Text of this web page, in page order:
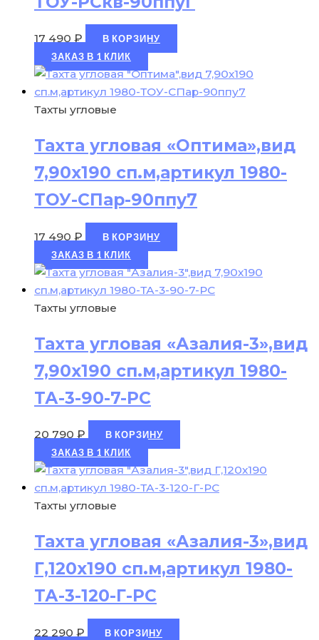
17 490 ₽
В КОРЗИНУ
ЗАКАЗ В 1 КЛИК
Тахты угловые
Тахта угловая «Оптима»,вид
7,90х190 сп.м,артикул 1980-
ТОУ-СПар-90ппу7
17 490 ₽
В КОРЗИНУ
ЗАКАЗ В 1 КЛИК
Тахты угловые
Тахта угловая «Азалия-3»,вид
7,90х190 сп.м,артикул 1980-
ТА-3-90-7-РС
20 790 ₽
В КОРЗИНУ
ЗАКАЗ В 1 КЛИК
Тахты угловые
Тахта угловая «Азалия-3»,вид
Г,120х190 сп.м,артикул 1980-
ТА-3-120-Г-РС
22 290 ₽
В КОРЗИНУ